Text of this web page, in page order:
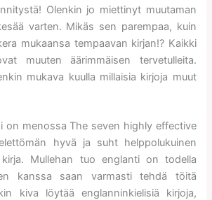
Olenkin jo miettinyt muutaman
varten. Mikäs sen parempaa, kuin
mukaansa tempaavan kirjan!? Kaikki
muuten äärimmäisen tervetulleita.
mukava kuulla millaisia kirjoja muut
on menossa The seven highly effective
hyvä ja suht helppolukuinen
kirja. Mullehan tuo englanti on todella
kanssa saan varmasti tehdä töitä
kiva löytää englanninkielisiä kirjoja,